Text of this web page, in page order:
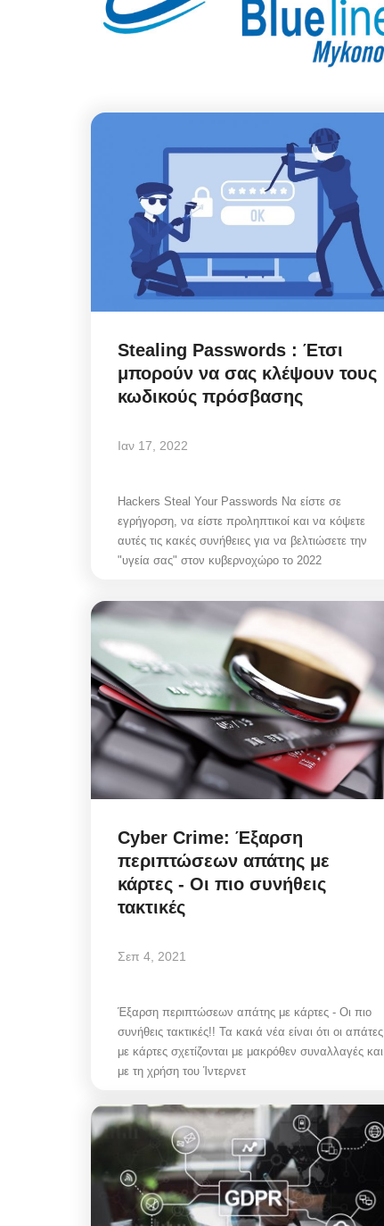
Stealing Passwords : Έτσι
μπορούν να σας κλέψουν τους
κωδικούς πρόσβασης
Ιαν 17, 2022
Hackers Steal Your Passwords Να είστε σε
εγρήγορση, να είστε προληπτικοί και να κόψετε
αυτές τις κακές συνήθειες για να βελτιώσετε την
"υγεία σας" στον κυβερνοχώρο το 2022
Cyber Crime: Έξαρση
περιπτώσεων απάτης με
κάρτες - Οι πιο συνήθεις
τακτικές
Σεπ 4, 2021
Έξαρση περιπτώσεων απάτης με κάρτες - Οι πιο
συνήθεις τακτικές!! Τα κακά νέα είναι ότι οι απάτες
με κάρτες σχετίζονται με μακρόθεν συναλλαγές και
με τη χρήση του Ίντερνετ
Mykonos Δ.Ε.Υ.Α. Μυκόνου